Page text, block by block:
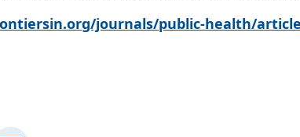
journals/public-health/